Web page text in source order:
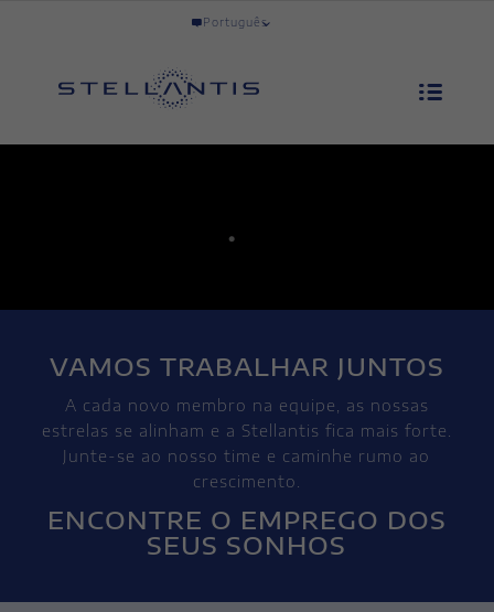
Português
VAMOS TRABALHAR JUNTOS
A cada novo membro na equipe, as nossas
estrelas se alinham e a Stellantis fica mais forte.
Junte-se ao nosso time e caminhe rumo ao
crescimento.
ENCONTRE O EMPREGO DOS
SEUS SONHOS